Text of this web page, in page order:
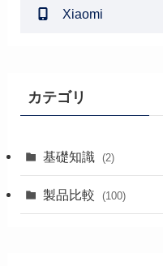
Xiaomi
カテゴリ
基礎知識 (2)
製品比較 (100)